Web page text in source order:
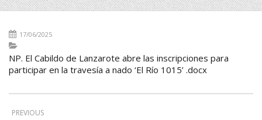
17/06/2025
NP. El Cabildo de Lanzarote abre las inscripciones para
participar en la travesía a nado ‘El Río 1015’ .docx
PREVIOUS